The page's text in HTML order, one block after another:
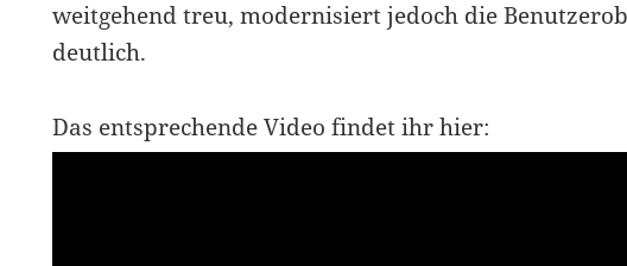
weitgehend treu, modernisiert jedoch die
deutlich.
Das entsprechende Video findet ihr hier: